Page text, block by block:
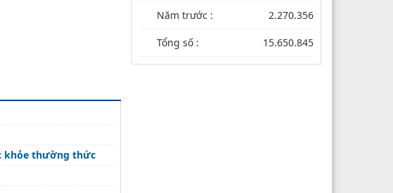
khỏe thường thức
Năm trước : 2.270.356
Tổng số : 15.650.845